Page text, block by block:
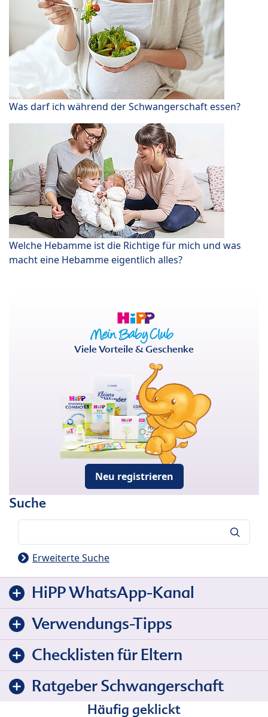
Was darf ich während der Schwangerschaft essen?
Welche Hebamme ist die Richtige für mich und was
macht eine Hebamme eigentlich alles?
Viele Vorteile & Geschenke
Neu registrieren
Suche
Erweiterte Suche
HiPP WhatsApp-Kanal
Verwendungs-Tipps
Checklisten für Eltern
Ratgeber Schwangerschaft
Häufig geklickt